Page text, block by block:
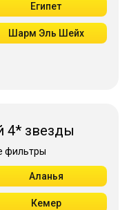
Египет
Шарм Эль Шейх
4* звезды
фильтры
Аланья
Кемер